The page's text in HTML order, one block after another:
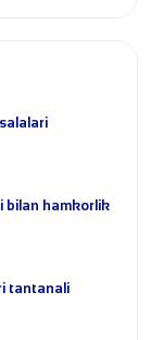
bilan hamkorlik
tantanali